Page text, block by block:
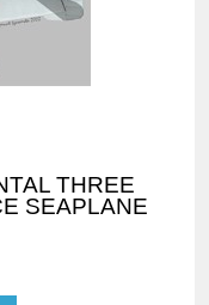
THREE
SEAPLANE